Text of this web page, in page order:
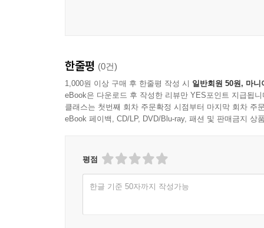
한줄평 (0건)
1,000원 이상 구매 후 한줄평 작성 시 일반회원 50원, 마니
eBook은 다운로드 후 작성한 리뷰만 YES포인트 지급됩니
클래스는 첫번째 회차 주문확정 시점부터 마지막 회차 주
eBook 페이백, CD/LP, DVD/Blu-ray, 패션 및 판매금지 상
평점
한글 기준 50자까지 작성가능